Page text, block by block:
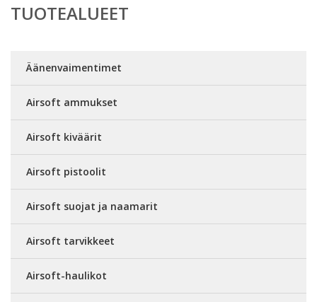
TUOTEALUEET
Äänenvaimentimet
Airsoft ammukset
Airsoft kiväärit
Airsoft pistoolit
Airsoft suojat ja naamarit
Airsoft tarvikkeet
Airsoft-haulikot